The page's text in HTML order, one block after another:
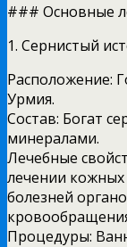
### Основные
1. Сернистый
Расположение:
Урмия.
Состав: Богат
минералами.
Лечебные
лечении
болезней
Процедуры: